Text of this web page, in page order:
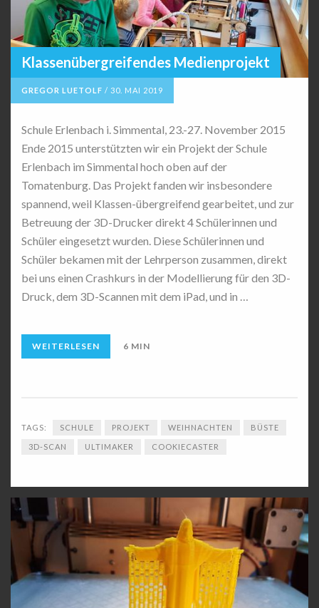
Klassenübergreifendes Medienprojekt
GREGOR LUETOLF / 30. MAI 2019
Schule Erlenbach i. Simmental, 23.-27. November 2015
Ende 2015 unterstützten wir ein Projekt der Schule
Erlenbach im Simmental hoch oben auf der
Tomatenburg. Das Projekt fanden wir insbesondere
spannend, weil Klassen-übergreifend gearbeitet, und zur
Betreuung der 3D-Drucker direkt 4 Schülerinnen und
Schüler eingesetzt wurden. Diese Schülerinnen und
Schüler bekamen mit der Lehrperson zusammen, direkt
bei uns einen Crashkurs in der Modellierung für den 3D-
Druck, dem 3D-Scannen mit dem iPad, und in …
WEITERLESEN 6 MIN
TAGS: SCHULE PROJEKT WEIHNACHTEN BÜSTE
3D-SCAN ULTIMAKER COOKIECASTER